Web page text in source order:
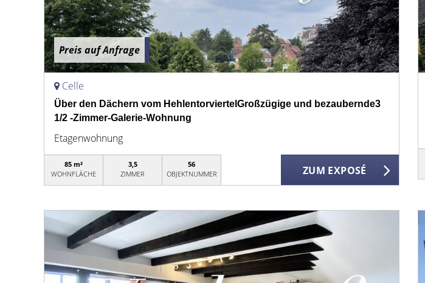
Preis auf Anfrage
Celle
Über den Dächern vom HehlentorviertelGroßzügige und bezaubernde3
1/2 -Zimmer-Galerie-Wohnung
Etagenwohnung
85 m²
WOHNFLÄCHE
3,5
ZIMMER
56
OBJEKTNUMMER
ZUM EXPOSÉ